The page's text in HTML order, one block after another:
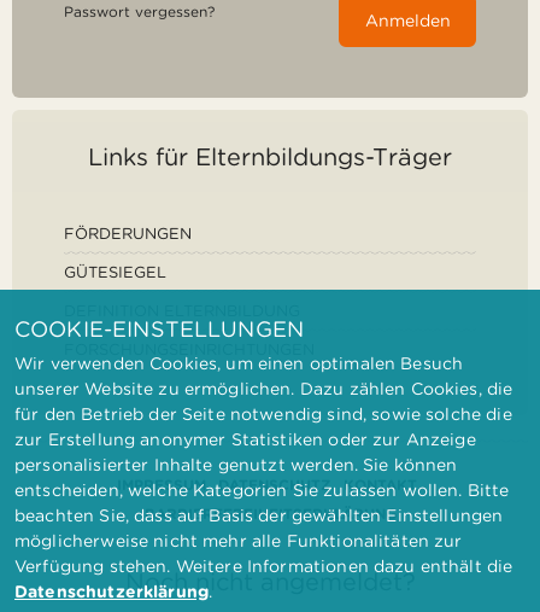
Passwort vergessen? Anmelden
Links für Elternbildungs-Träger
FÖRDERUNGEN
GÜTESIEGEL
IMPRESSUM DATENSCHUTZ
KONTAKT
BARRIEREFREIHEITSERKLÄRUNG
Noch nicht angemeldet?
COOKIE-EINSTELLUNGEN
Wir verwenden Cookies, um einen optimalen Besuch
unserer Website zu ermöglichen. Dazu zählen Cookies, die
für den Betrieb der Seite notwendig sind, sowie solche die
zur Erstellung anonymer Statistiken oder zur Anzeige
personalisierter Inhalte genutzt werden. Sie können
entscheiden, welche Kategorien Sie zulassen wollen. Bitte
beachten Sie, dass auf Basis der gewählten Einstellungen
möglicherweise nicht mehr alle Funktionalitäten zur
Verfügung stehen. Weitere Informationen dazu enthält die
Datenschutzerklärung.